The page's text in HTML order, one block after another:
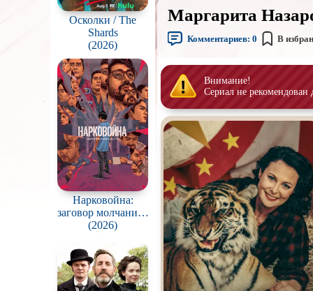
Осколки / The
Shards
(2026)
Нарковойна:
заговор молчания /
Drug War: A
(2026)
Киберпанк
Наркотики
Перевод Гоблина
Подростковаяжестокость
Про апокалипсис
Про ведьм
Про гонки
Про животных
Про космос
Про оборотней
Про роботов
Маргарита
Комментариев: 0 В
Внимание!
Сериал не